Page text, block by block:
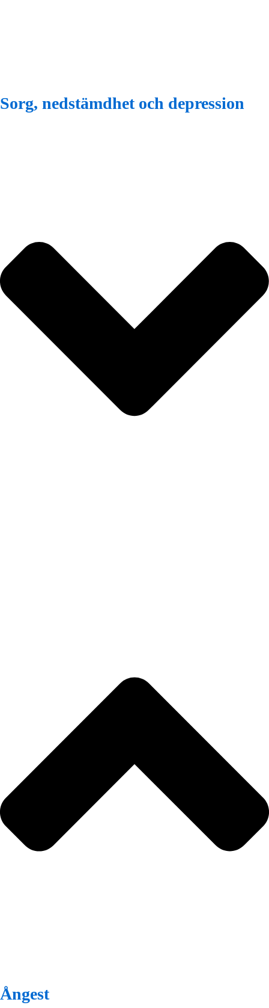
Sorg, nedstämdhet och depression
Ångest